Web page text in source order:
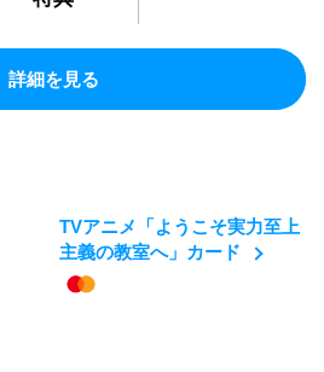
詳細を見る
TVアニメ「ようこそ実力至上
主義の教室へ」カード